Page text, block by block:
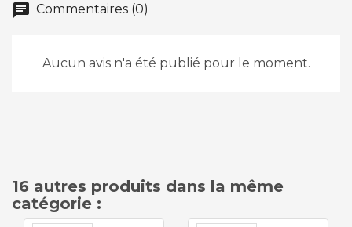
chat Commentaires (0)
Aucun avis n'a été publié pour le moment.
16 autres produits dans la même
catégorie :